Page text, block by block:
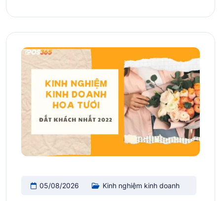
05/08/2026 Kinh nghiệm kinh doanh